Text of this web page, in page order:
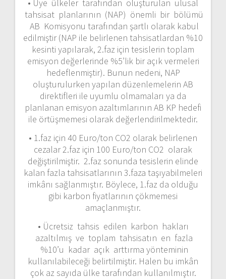
• Üye ülkeler tarafından oluşturulan ulusal
tahsisat planlarının (NAP) önemli bir bölümü
AB Komisyonu tarafından şartlı olarak kabul
edilmiştir (NAP ile belirlenen tahsisatlardan %10
kesinti yapılarak, 2.faz için tesislerin toplam
emisyon değerlerinde %5’lik bir açık vermeleri
hedeflenmiştir). Bunun nedeni, NAP
oluşturulurken yapılan düzenlemelerin AB
direktifleri ile uyumlu olmamaları ya da
planlanan emisyon azaltımlarının AB KP hedefi
ile örtüşmemesi olarak değerlendirilmektedir.
• 1.faz için 40 Euro/ton CO2 olarak belirlenen
cezalar 2.faz için 100 Euro/ton CO2 olarak
değiştirilmiştir. 2.faz sonunda tesislerin elinde
kalan fazla tahsisatlarının 3.faza taşıyabilmeleri
imkânı sağlanmıştır. Böylece, 1.faz da olduğu
gibi karbon fiyatlarının çökmemesi
amaçlanmıştır.
• Ücretsiz tahsis edilen karbon hakları
azaltılmış ve toplam tahsisatın en fazla
%10’u kadar açık arttırma yönteminin
kullanılabileceği belirtilmiştir. Halen bu imkân
çok az sayıda ülke tarafından kullanılmıştır.